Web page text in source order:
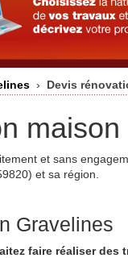
› Devis
et sans
et sa région.
Gravelines
faire réaliser des